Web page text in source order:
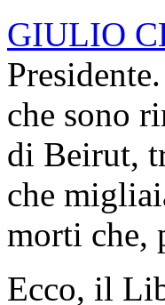
GIULIO
che sono
di Beirut,
che
morti che,
Ecco, il